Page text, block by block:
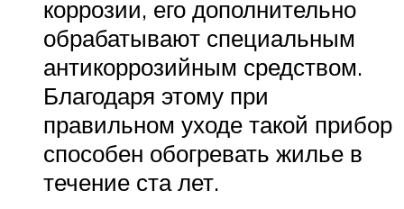
коррозии, его дополнительно
обрабатывают специальным
антикоррозийным средством.
Благодаря этому при
правильном уходе такой прибор
способен обогревать жилье в
течение ста лет.